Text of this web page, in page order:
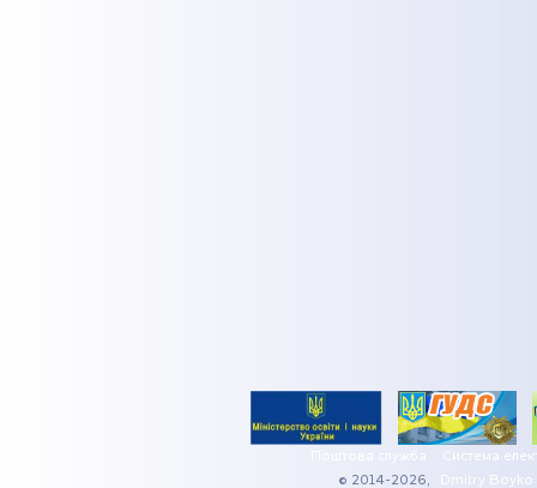
Поштова служба
Система
© 2014-2026,
Dmitry Boyko